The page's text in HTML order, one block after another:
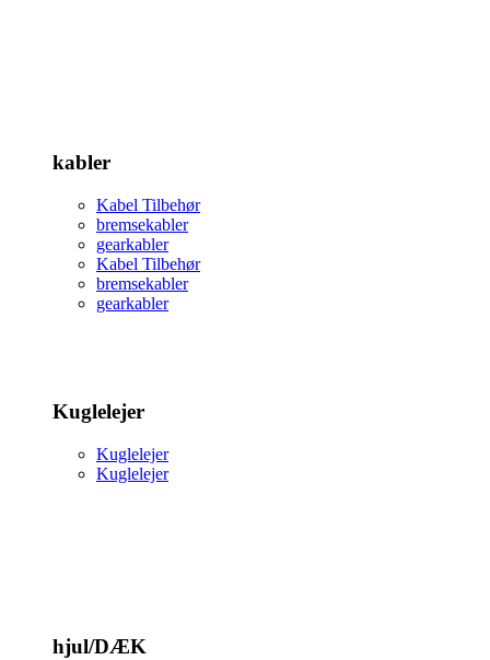
kabler
Kabel Tilbehør
bremsekabler
gearkabler
Kabel Tilbehør
bremsekabler
gearkabler
Kuglelejer
Kuglelejer
Kuglelejer
hjul/DÆK